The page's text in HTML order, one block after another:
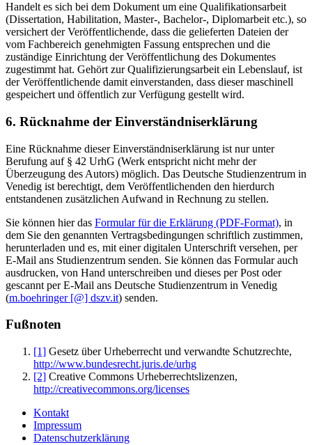
Handelt es sich bei dem Dokument um eine Qualifikationsarbeit
(Dissertation, Habilitation, Master-, Bachelor-, Diplomarbeit etc.), so
versichert der Veröffentlichende, dass die gelieferten Dateien der
vom Fachbereich genehmigten Fassung entsprechen und die
zuständige Einrichtung der Veröffentlichung des Dokumentes
zugestimmt hat. Gehört zur Qualifizierungsarbeit ein Lebenslauf, ist
der Veröffentlichende damit einverstanden, dass dieser maschinell
gespeichert und öffentlich zur Verfügung gestellt wird.
6. Rücknahme der Einverständniserklärung
Eine Rücknahme dieser Einverständniserklärung ist nur unter
Berufung auf § 42 UrhG (Werk entspricht nicht mehr der
Überzeugung des Autors) möglich. Das Deutsche Studienzentrum in
Venedig ist berechtigt, dem Veröffentlichenden den hierdurch
entstandenen zusätzlichen Aufwand in Rechnung zu stellen.
Sie können hier das Formular für die Erklärung (PDF-Format), in
dem Sie den genannten Vertragsbedingungen schriftlich zustimmen,
herunterladen und es, mit einer digitalen Unterschrift versehen, per
E-Mail ans Studienzentrum senden. Sie können das Formular auch
ausdrucken, von Hand unterschreiben und dieses per Post oder
gescannt per E-Mail ans Deutsche Studienzentrum in Venedig
(m.boehringer [@] dszv.it) senden.
Fußnoten
[1] Gesetz über Urheberrecht und verwandte Schutzrechte,
http://www.bundesrecht.juris.de/urhg
[2] Creative Commons Urheberrechtslizenzen,
http://creativecommons.org/licenses
Kontakt
Impressum
Datenschutzerklärung